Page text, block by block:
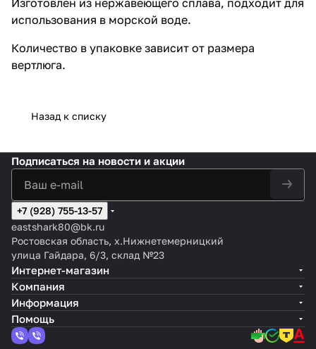
использования в морской воде.
Количество в упаковке зависит от размера
вертлюга.
Назад к списку
Подписаться на новости и акции
+7 (928) 755-13-57
eastshark80@bk.ru
Ростовская область, х.Нижнетемерницкий
улица Гайдара, 6/3, склад №23
Интернет-магазин
Компания
Информация
Помощь